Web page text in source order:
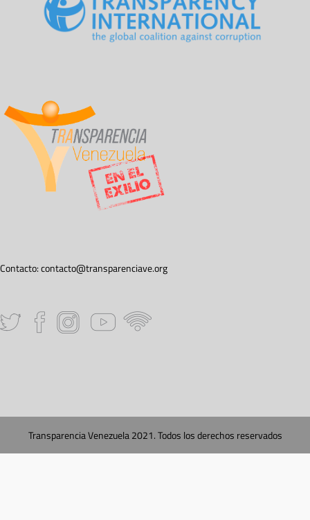
Contacto:contacto@transparenciave.org
Transparencia Venezuela 2021. Todos los derechos reservados